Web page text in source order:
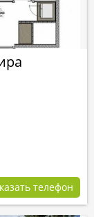
телефон